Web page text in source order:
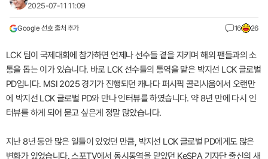
2025-07-11 11:09
Google 선호 출처 추가 16 26
LCK 팀이 국제대회에 참가하면 언제나 선수들 곁을 지키며 해외 팬들과의 소
통을 돕는 이가 있습니다. 바로 LCK 선수들의 통역을 맡은 박지선 LCK 글로벌
PD입니다. MSI 2025 경기가 진행되던 캐나다 퍼시픽 콜리시움에서 오랜만
에 박지선 LCK 글로벌 PD와 만나 인터뷰를 하였습니다. 약 8년 만에 다시 인
터뷰를 하게 되어 묻고 싶은게 정말 많았습니다.
지난 8년 동안 많은 일들이 있었던 만큼, 박지선 LCK 글로벌 PD에게도 많은
변화가 있었습니다. 스포TV에서 동시통역을 맡았던 KeSPA 기자단 출신의 새